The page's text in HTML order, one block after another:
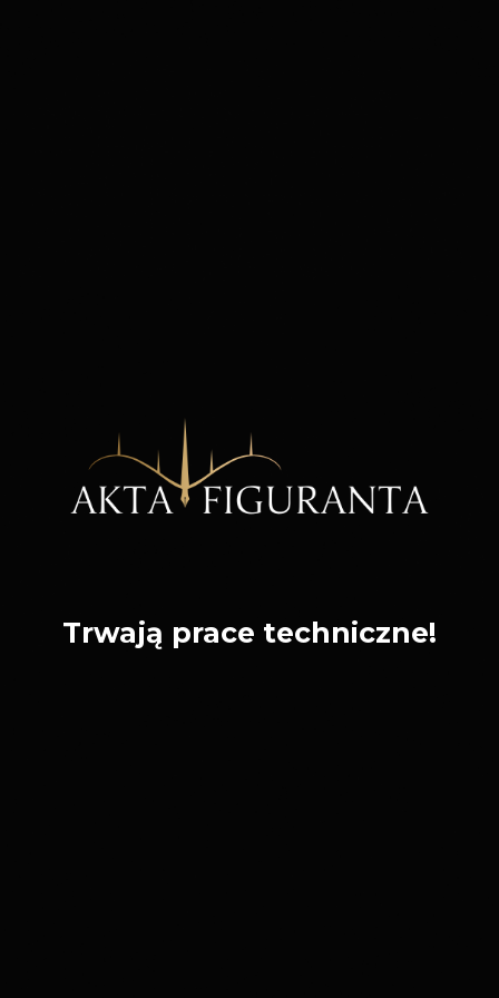
Trwają prace techniczne!